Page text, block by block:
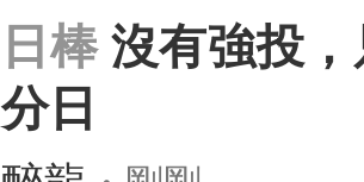
日棒 沒有強投
分日